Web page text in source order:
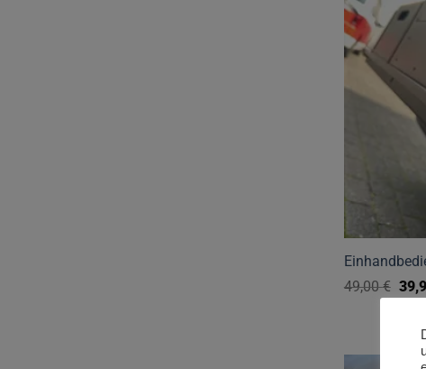
49,00€
weist